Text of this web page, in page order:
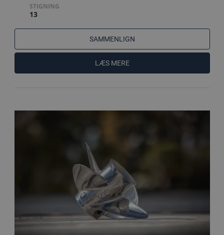
STIGNING
13
SAMMENLIGN
LÆS MERE